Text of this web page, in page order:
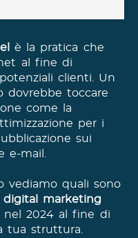
è la pratica che
al fine di
clienti. Un
dovrebbe toccare
come la
per i
sui
e-mail.
vediamo quali sono
marketing
2024 al fine di
tua struttura.